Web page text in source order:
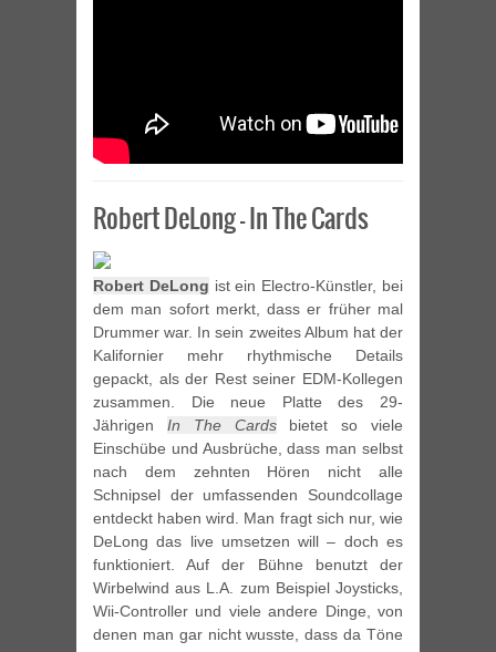
Robert DeLong – In The Cards
Robert DeLong ist ein Electro-Künstler, bei
dem man sofort merkt, dass er früher mal
Drummer war. In sein zweites Album hat der
Kalifornier mehr rhythmische Details
gepackt, als der Rest seiner EDM-Kollegen
zusammen. Die neue Platte des 29-
Jährigen In The Cardsbietet so viele
Einschübe und Ausbrüche, dass man selbst
nach dem zehnten Hören nicht alle
Schnipsel der umfassenden Soundcollage
entdeckt haben wird. Man fragt sich nur, wie
DeLong das live umsetzen will – doch es
funktioniert. Auf der Bühne benutzt der
Wirbelwind aus L.A. zum Beispiel Joysticks,
Wii-Controller und viele andere Dinge, von
denen man gar nicht wusste, dass da Töne